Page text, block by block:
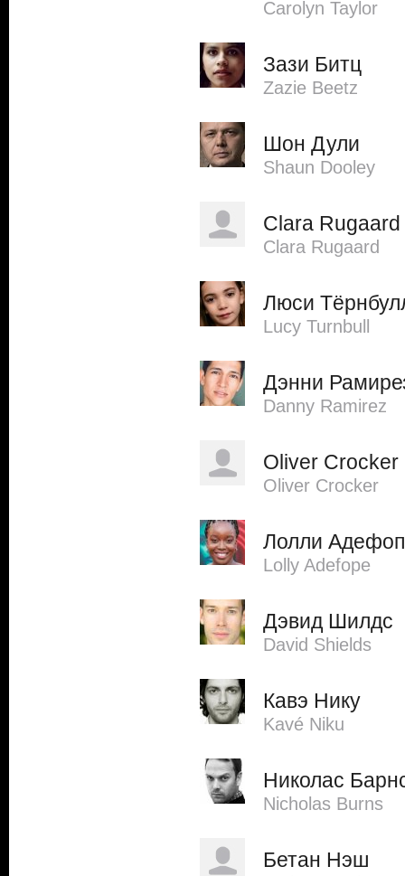
Carolyn Taylor
Зази Битц
Zazie Beetz
Шон Дули
Shaun Dooley
Clara Rugaard
Clara Rugaard
Люси
Lucy Turnbull
Дэнни
Danny Ramirez
Oliver Crocker
Oliver Crocker
Лолли Адефоп
Lolly Adefope
Дэвид Шилдс
David Shields
Кавэ Нику
Kavé Niku
Николас
Nicholas Burns
Бетан Нэш